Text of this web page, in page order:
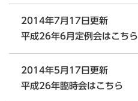
2014年7月17日更新
平成26年6月定例会はこちら
2014年5月17日更新
平成26年臨時会はこちら